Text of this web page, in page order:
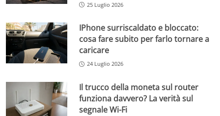
25 Luglio 2026
IPhone surriscaldato e bloccato:
cosa fare subito per farlo tornare a
caricare
24 Luglio 2026
Il trucco della moneta sul router
funziona davvero? La verità sul
segnale Wi-Fi